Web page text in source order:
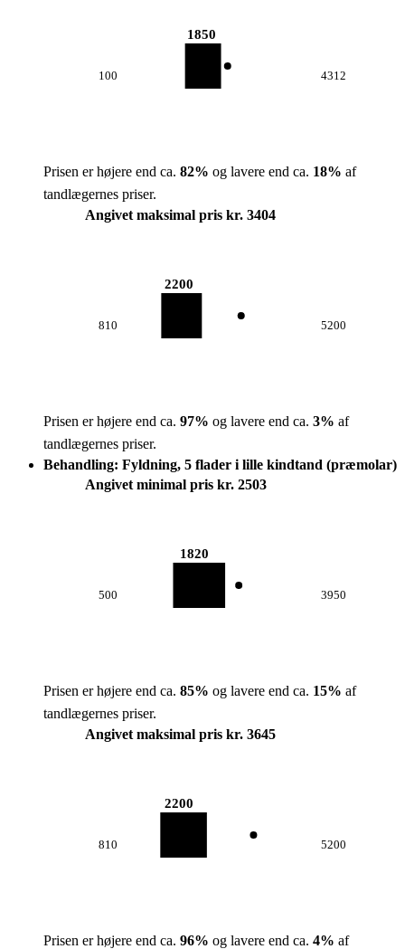
100
1850
4312
Prisen er højere end ca. 82% og lavere end ca. 18% af
tandlægernes priser.
Angivet maksimal pris kr. 3404
810
2200
5200
Prisen er højere end ca. 97% og lavere end ca. 3% af
tandlægernes priser.
Behandling: Fyldning, 5 flader i lille kindtand (præmolar)
Angivet minimal pris kr. 2503
500
1820
3950
Prisen er højere end ca. 85% og lavere end ca. 15% af
tandlægernes priser.
Angivet maksimal pris kr. 3645
810
2200
5200
Prisen er højere end ca. 96% og lavere end ca. 4% af